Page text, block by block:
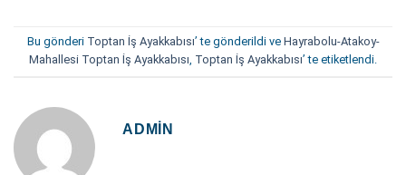
Bu gönderi Toptan İş Ayakkabısı’ te gönderildi ve Hayrabolu-Atakoy-
Mahallesi Toptan İş Ayakkabısı Toptan İş Ayakkabısı’ te etiketlendi.
ADMIN